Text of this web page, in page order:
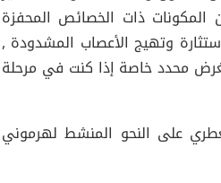
المكونات ذات الخصائص المحفزة
وتهيج الأعصاب المشدودة ,
محدد خاصة إذا كنت في مرحلة
على النحو المنشط لهرموني